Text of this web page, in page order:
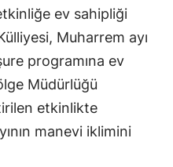
ev sahipliği
Muharrem ayı
programına ev
Müdürlüğü
etkinlikte
manevi iklimini